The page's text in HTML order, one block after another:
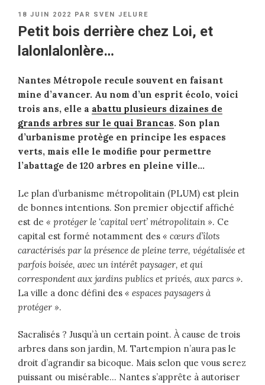
PUBLIÉ
LE
18 JUIN 2022 PAR SVEN JELURE
Petit bois derrière chez Loi, et
lalonlalonlère…
Nantes Métropole recule souvent en faisant
mine d’avancer. Au nom d’un esprit écolo, voici
trois ans, elle a abattu plusieurs dizaines de
grands arbres sur le quai Brancas. Son plan
d’urbanisme protège en principe les espaces
verts, mais elle le modifie pour permettre
l’abattage de 120 arbres en pleine ville…
Le plan d’urbanisme métropolitain (PLUM) est plein
de bonnes intentions. Son premier objectif affiché
est de « protéger le ‘capital vert’ métropolitain ». Ce
capital est formé notamment des « cœurs d’îlots
caractérisés par la présence de pleine terre, végétalisée et
parfois boisée, avec un intérêt paysager, et qui
correspondent aux jardins publics et privés, aux parcs ».
La ville a donc défini des « espaces paysagers à
protéger ».
Sacralisés ? Jusqu’à un certain point. À cause de trois
arbres dans son jardin, M. Tartempion n’aura pas le
droit d’agrandir sa bicoque. Mais selon que vous serez
puissant ou misérable… Nantes s’apprête à autoriser